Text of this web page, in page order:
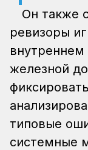
Он также
ревизоры
внутреннем
железной
типовые
системные